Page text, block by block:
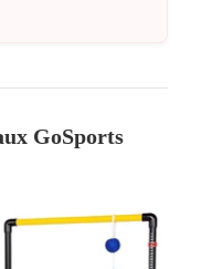
GoSports